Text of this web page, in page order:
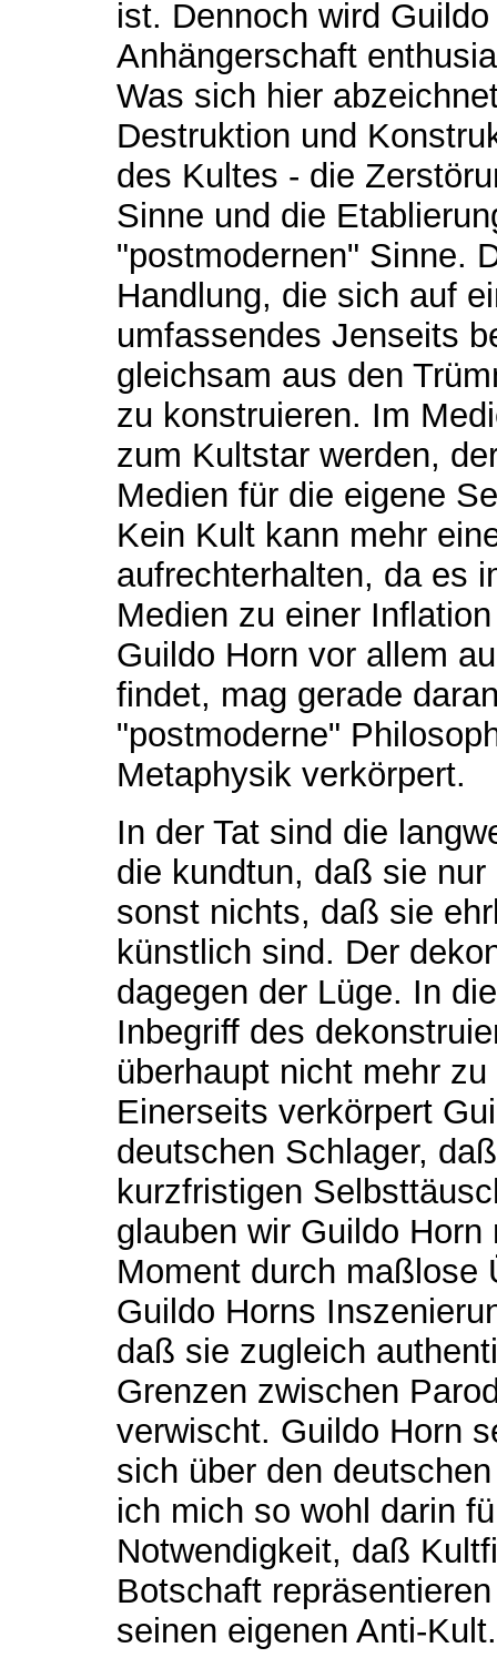
ist. Dennoch wird
Anhängerschaft
Was sich hier
Destruktion und
des Kultes - die
Sinne und die
"postmodernen" Sinne.
Handlung, die sich auf
umfassendes Jenseits
gleichsam aus den
zu konstruieren. Im
zum Kultstar werden,
Medien für die eigene
Kein Kult kann mehr
aufrechterhalten, da es
Medien zu einer
Guildo Horn vor allem
findet, mag gerade
"postmoderne"
Metaphysik verkörpert.
In der Tat sind die
die kundtun, daß sie
sonst nichts, daß sie
künstlich sind. Der
dagegen der Lüge. In
Inbegriff des
überhaupt nicht mehr
Einerseits verkörpert
deutschen Schlager,
kurzfristigen
glauben wir Guildo
Moment durch maßlose
Guildo Horns
daß sie zugleich
Grenzen zwischen
verwischt. Guildo Horn
sich über den
ich mich so wohl darin
Notwendigkeit, daß
Botschaft
seinen eigenen Anti-Kult.